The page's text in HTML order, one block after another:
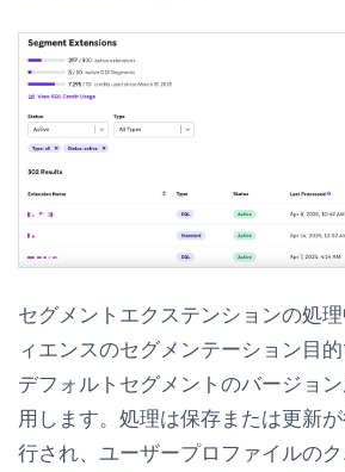
セグメントエクステンションの処
ィエンスのセグメンテーション目
デフォルトセグメントのバージョ
用します。処理は保存または更新
行され、ユーザープロファイルの